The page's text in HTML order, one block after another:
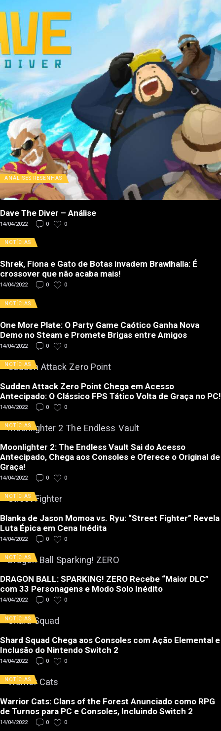
ANÁLISES RESENHAS
Dave The Diver – Análise
14/04/2022 0 0
NOTÍCIAS
Shrek, Fiona e Gato de Botas invadem Brawlhalla: É
crossover que não acaba mais!
14/04/2022 0 0
NOTÍCIAS
One More Plate: O Party Game Caótico Ganha Nova
Demo no Steam e Promete Brigas entre Amigos
14/04/2022 0 0
NOTÍCIAS
Sudden Attack Zero Point Chega em Acesso
Antecipado: O Clássico FPS Tático Volta de Graça no PC!
14/04/2022 0 0
NOTÍCIAS
Moonlighter 2: The Endless Vault Sai do Acesso
Antecipado, Chega aos Consoles e Oferece o Original de
Graça!
14/04/2022 0 0
NOTÍCIAS
Blanka de Jason Momoa vs. Ryu: “Street Fighter” Revela
Luta Épica em Cena Inédita
14/04/2022 0 0
NOTÍCIAS
DRAGON BALL: SPARKING! ZERO Recebe “Maior DLC”
com 33 Personagens e Modo Solo Inédito
14/04/2022 0 0
NOTÍCIAS
Shard Squad Chega aos Consoles com Ação Elemental e
Inclusão do Nintendo Switch 2
14/04/2022 0 0
NOTÍCIAS
Warrior Cats: Clans of the Forest Anunciado como RPG
de Turnos para PC e Consoles, Incluindo Switch 2
14/04/2022 0 0